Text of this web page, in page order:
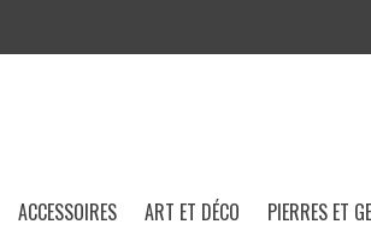
ACCESSOIRES ART ET DÉCO PIERRES ET